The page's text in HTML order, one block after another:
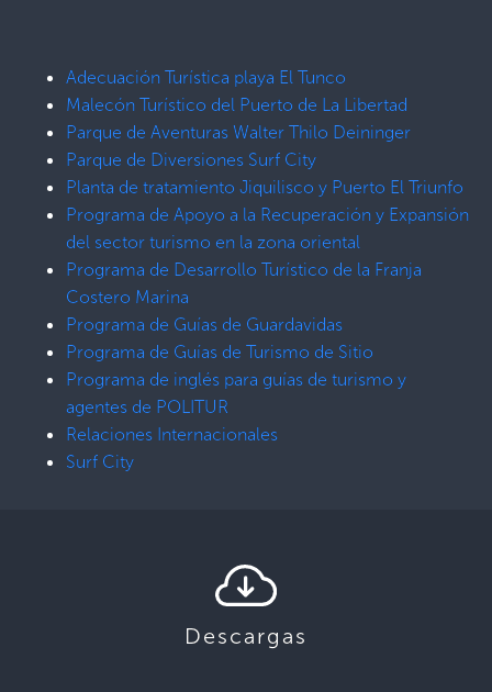
Adecuación Turística playa El Tunco
Malecón Turístico del Puerto de La Libertad
Parque de Aventuras Walter Thilo Deininger
Parque de Diversiones Surf City
Planta de tratamiento Jiquilisco y Puerto El Triunfo
Programa de Apoyo a la Recuperación y Expansión
del sector turismo en la zona oriental
Programa de Desarrollo Turístico de la Franja
Costero Marina
Programa de Guías de Guardavidas
Programa de Guías de Turismo de Sitio
Programa de inglés para guías de turismo y
agentes de POLITUR
Relaciones Internacionales
Surf City
Descargas